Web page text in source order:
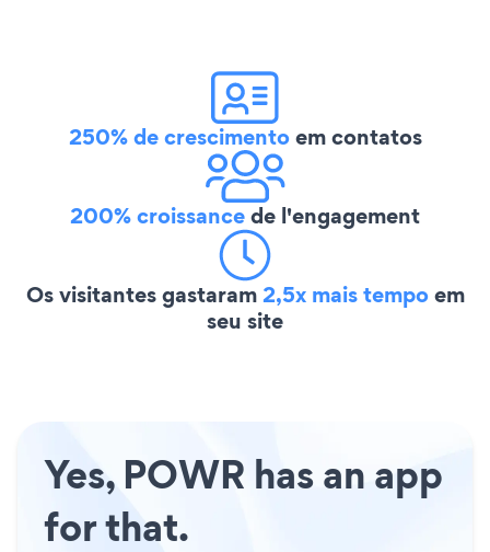
250% de crescimentoem contatos
200% croissancede l'engagement
Os visitantes gastaram2,5x mais tempoem
seu site
Yes, POWR has an app
for that.